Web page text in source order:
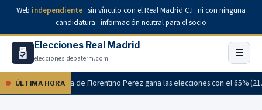
Web independiente · sin vínculo con el Real Madrid C.F. ni con ninguna
candidatura · información neutral para el socio
Elecciones Real Madrid
elecciones.debaterm.com
☰
ÚLTIMA HORA
la candidatura de Florentino Perez gana las elecciones con el 65%